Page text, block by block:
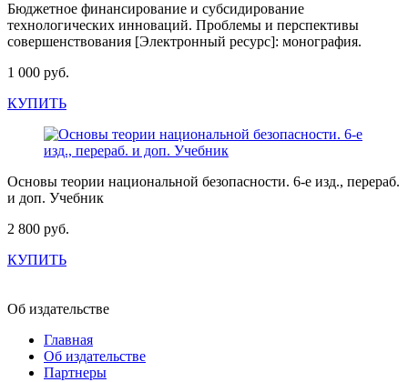
Бюджетное финансирование и субсидирование
технологических инноваций. Проблемы и перспективы
совершенствования [Электронный ресурс]: монография.
1 000 руб.
КУПИТЬ
Основы теории национальной безопасности. 6-е изд., перераб.
и доп. Учебник
2 800 руб.
КУПИТЬ
Об издательстве
Главная
Об издательстве
Партнеры